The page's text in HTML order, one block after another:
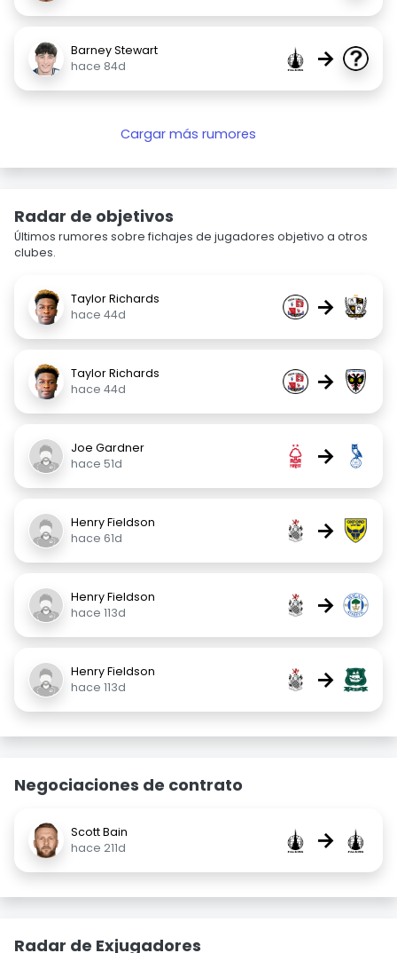
Barney Stewart
hace 84d
→
Cargar más rumores
Radar de objetivos
Últimos rumores sobre fichajes de jugadores objetivo a otros
clubes.
Taylor Richards
hace 44d
→
Taylor Richards
hace 44d
→
Joe Gardner
hace 51d
→
Henry Fieldson
hace 61d
→
Henry Fieldson
hace 113d
→
Henry Fieldson
hace 113d
→
Negociaciones de contrato
Scott Bain
hace 211d
→
Radar de Exjugadores